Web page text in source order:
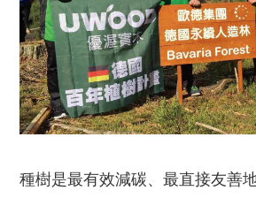
種樹是最有效減碳、最直接友善